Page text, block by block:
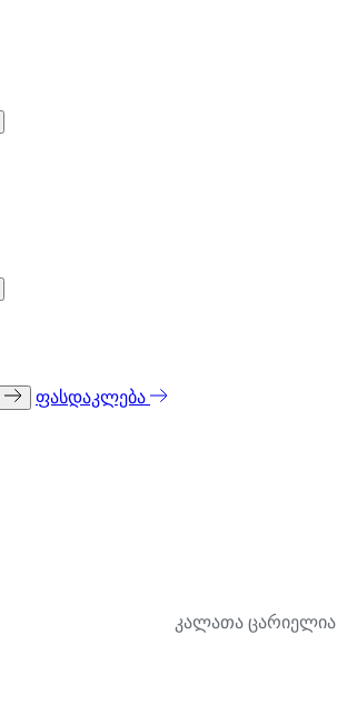
ფასდაკლება
კალათა ცარიელია